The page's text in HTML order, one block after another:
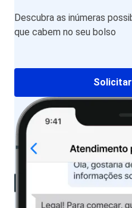
Descubra as inúmeras
que cabem no seu bolso